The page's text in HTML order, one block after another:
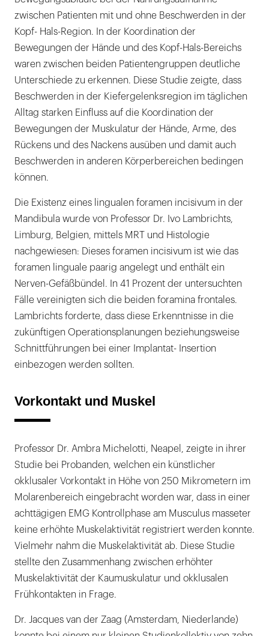
zwischen Patienten mit und ohne Beschwerden in der
Kopf- Hals-Region. In der Koordination der
Bewegungen der Hände und des Kopf-Hals-Bereichs
waren zwischen beiden Patientengruppen deutliche
Unterschiede zu erkennen. Diese Studie zeigte, dass
Beschwerden in der Kiefergelenksregion im täglichen
Alltag starken Einfluss auf die Koordination der
Bewegungen der Muskulatur der Hände, Arme, des
Rückens und des Nackens ausüben und damit auch
Beschwerden in anderen Körperbereichen bedingen
können.
Die Existenz eines lingualen foramen incisivum in der
Mandibula wurde von Professor Dr. Ivo Lambrichts,
Limburg, Belgien, mittels MRT und Histologie
nachgewiesen: Dieses foramen incisivum ist wie das
foramen linguale paarig angelegt und enthält ein
Nerven-Gefäßbündel. In 41 Prozent der untersuchten
Fälle vereinigten sich die beiden foramina frontales.
Lambrichts forderte, dass diese Erkenntnisse in die
zukünftigen Operationsplanungen beziehungsweise
Schnittführungen bei einer Implantat- Insertion
einbezogen werden sollten.
Vorkontakt und Muskel
Professor Dr. Ambra Michelotti, Neapel, zeigte in ihrer
Studie bei Probanden, welchen ein künstlicher
okklusaler Vorkontakt in Höhe von 250 Mikrometern im
Molarenbereich eingebracht worden war, dass in einer
achttägigen EMG Kontrollphase am Musculus masseter
keine erhöhte Muskelaktivität registriert werden konnte.
Vielmehr nahm die Muskelaktivität ab. Diese Studie
stellte den Zusammenhang zwischen erhöhter
Muskelaktivität der Kaumuskulatur und okklusalen
Frühkontakten in Frage.
Dr. Jacques van der Zaag (Amsterdam, Niederlande)